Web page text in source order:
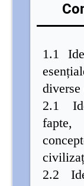
1.1
diverse
2.1
fapte,
2.2